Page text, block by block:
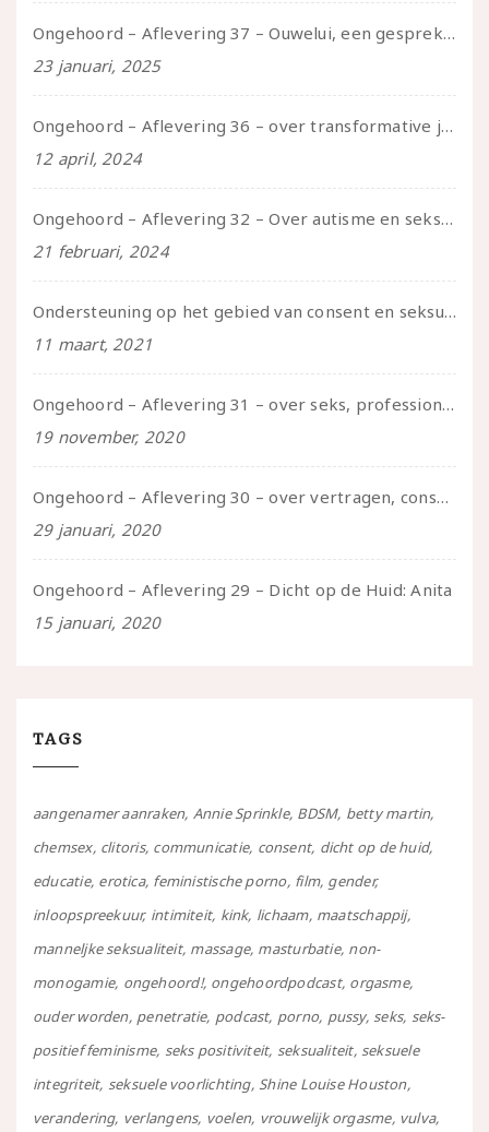
Ongehoord – Aflevering 37 – Ouwelui, een gesprek met non over seksualiteit, transitie en ageism
23 januari, 2025
Ongehoord – Aflevering 36 – over transformative justice – in gesprek met Ella en carson
12 april, 2024
Ongehoord – Aflevering 32 – Over autisme en seksualiteit – in gesprek met Roos Reijbroek
21 februari, 2024
Ondersteuning op het gebied van consent en seksualiteit
11 maart, 2021
Ongehoord – Aflevering 31 – over seks, professioneel en persoonlijk, een gesprek met Marije
19 november, 2020
Ongehoord – Aflevering 30 – over vertragen, consent en negatieve gevoelens met Meg-John Barker
29 januari, 2020
Ongehoord – Aflevering 29 – Dicht op de Huid: Anita
15 januari, 2020
TAGS
aangenamer aanraken Annie Sprinkle BDSM betty martin
chemsex clitoris communicatie consent dicht op de huid
educatie erotica feministische porno film gender
inloopspreekuur intimiteit kink lichaam maatschappij
manneljke seksualiteit massage masturbatie non-
monogamie ongehoord! ongehoordpodcast orgasme
ouder worden penetratie podcast porno pussy seks seks-
positief feminisme seks positiviteit seksualiteit seksuele
integriteit seksuele voorlichting Shine Louise Houston
verandering verlangens voelen vrouwelijk orgasme vulva